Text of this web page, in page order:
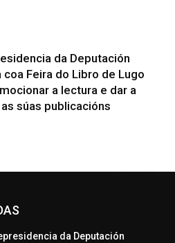
da Deputación
coa Feira do Libro de Lugo
a lectura e dar a
súas publicacións
da Deputación